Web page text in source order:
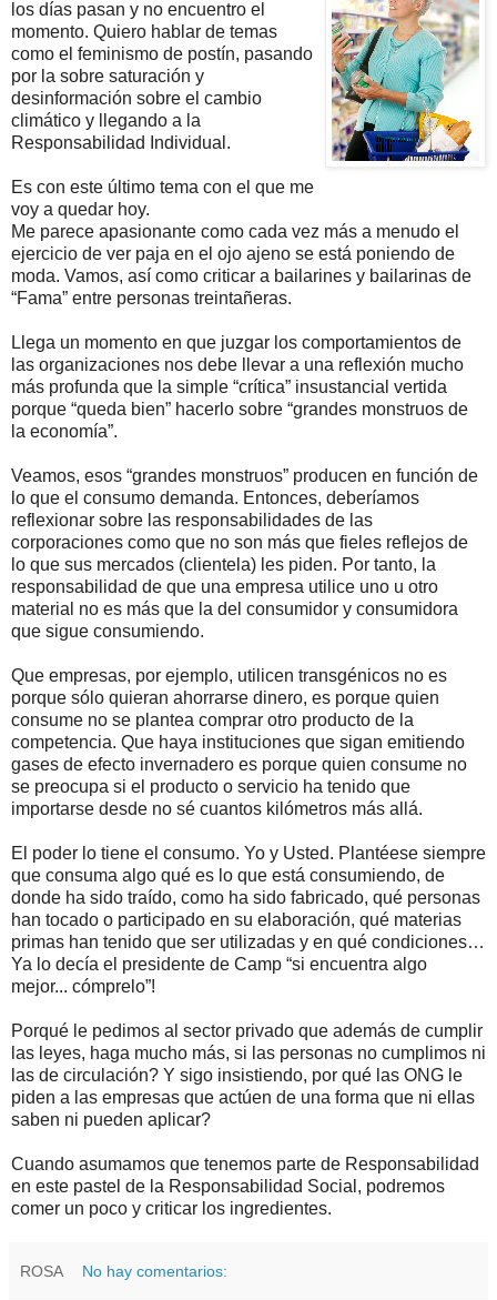
los días pasan y no encuentro el
momento. Quiero hablar de temas
como el feminismo de postín, pasando
por la sobre saturación y
desinformación sobre el cambio
climático y llegando a la
Responsabilidad Individual.
Es con este último tema con el que me
voy a quedar hoy.
Me parece apasionante como cada vez más a menudo el
ejercicio de ver paja en el ojo ajeno se está poniendo de
moda. Vamos, así como criticar a bailarines y bailarinas de
“Fama” entre personas treintañeras.
Llega un momento en que juzgar los comportamientos de
las organizaciones nos debe llevar a una reflexión mucho
más profunda que la simple “crítica” insustancial vertida
porque “queda bien” hacerlo sobre “grandes monstruos de
la economía”.
Veamos, esos “grandes monstruos” producen en función de
lo que el consumo demanda. Entonces, deberíamos
reflexionar sobre las responsabilidades de las
corporaciones como que no son más que fieles reflejos de
lo que sus mercados (clientela) les piden. Por tanto, la
responsabilidad de que una empresa utilice uno u otro
material no es más que la del consumidor y consumidora
que sigue consumiendo.
Que empresas, por ejemplo, utilicen transgénicos no es
porque sólo quieran ahorrarse dinero, es porque quien
consume no se plantea comprar otro producto de la
competencia. Que haya instituciones que sigan emitiendo
gases de efecto invernadero es porque quien consume no
se preocupa si el producto o servicio ha tenido que
importarse desde no sé cuantos kilómetros más allá.
El poder lo tiene el consumo. Yo y Usted. Plantéese siempre
que consuma algo qué es lo que está consumiendo, de
donde ha sido traído, como ha sido fabricado, qué personas
han tocado o participado en su elaboración, qué materias
primas han tenido que ser utilizadas y en qué condiciones…
Ya lo decía el presidente de Camp “si encuentra algo
mejor... cómprelo”!
Porqué le pedimos al sector privado que además de cumplir
las leyes, haga mucho más, si las personas no cumplimos ni
las de circulación? Y sigo insistiendo, por qué las ONG le
piden a las empresas que actúen de una forma que ni ellas
saben ni pueden aplicar?
Cuando asumamos que tenemos parte de Responsabilidad
en este pastel de la Responsabilidad Social, podremos
comer un poco y criticar los ingredientes.
ROSA No hay comentarios: